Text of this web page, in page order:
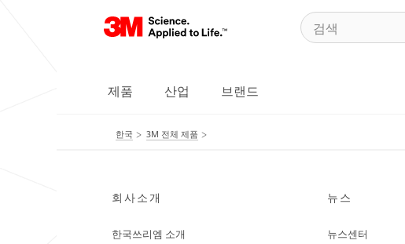
제품 산업 브랜드
한국 3M 전체 제품
회사소개
한국쓰리엠 소개
뉴스
뉴스센터